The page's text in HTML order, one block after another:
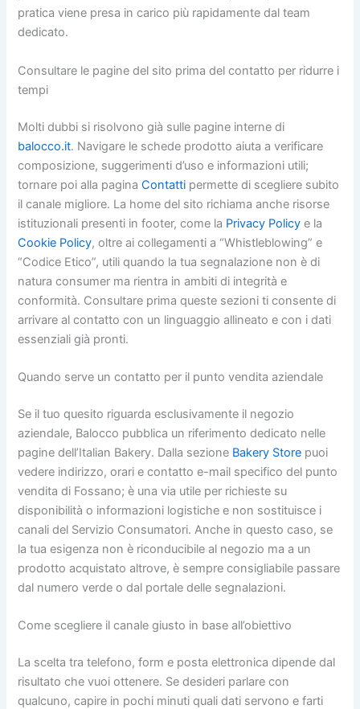
pratica viene presa in carico più rapidamente dal team
dedicato.
Consultare le pagine del sito prima del contatto per ridurre i
tempi
Molti dubbi si risolvono già sulle pagine interne di
balocco.it. Navigare le schede prodotto aiuta a verificare
composizione, suggerimenti d’uso e informazioni utili;
tornare poi alla paginaContatti permette di scegliere subito
il canale migliore. La home del sito richiama anche risorse
istituzionali presenti in footer, come la Privacy Policy e la
Cookie Policy, oltre ai collegamenti a “Whistleblowing” e
“Codice Etico”, utili quando la tua segnalazione non è di
natura consumer ma rientra in ambiti di integrità e
conformità. Consultare prima queste sezioni ti consente di
arrivare al contatto con un linguaggio allineato e con i dati
essenziali già pronti.
Quando serve un contatto per il punto vendita aziendale
Se il tuo quesito riguarda esclusivamente il negozio
aziendale, Balocco pubblica un riferimento dedicato nelle
pagine dell’Italian Bakery. Dalla sezione Bakery Store puoi
vedere indirizzo, orari e contatto e-mail specifico del punto
vendita di Fossano; è una via utile per richieste su
disponibilità o informazioni logistiche e non sostituisce i
canali del Servizio Consumatori. Anche in questo caso, se
la tua esigenza non è riconducibile al negozio ma a un
prodotto acquistato altrove, è sempre consigliabile passare
dal numero verde o dal portale delle segnalazioni.
Come scegliere il canale giusto in base all’obiettivo
La scelta tra telefono, form e posta elettronica dipende dal
risultato che vuoi ottenere. Se desideri parlare con
qualcuno, capire in pochi minuti quali dati servono e farti